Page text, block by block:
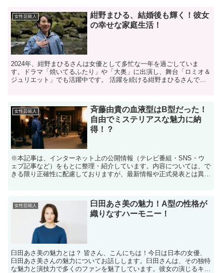
女性芸能人
紺野まひる、結婚後も輝く！彼女
の幸せな家庭生活！
2024年、紺野まひるさんは女優として多忙な一年を過ごしていま
す。ドラマ「焼いてるふたり」や「大奥」に出演し、舞台「ロミオ＆
ジュリエット」でも活躍中です。 活躍を続ける紺野まひるさんです
女性芸能人
斉藤由貴の血液型はB型だった！
自由でミステリアスな魅力に納
得！？
※本記事は、インターネット上の公開情報（テレビ番組・SNS・ウ
ェブ記事など）をもとに整理・紹介しています。内容については、で
きる限り正確性に配慮しておりますが、最新情報や正式発表とは異な
女性芸能人
臼田あさ美の魅力！A型の性格が
織りなすハーモニー！
臼田あさ美の魅力とは？ 皆さん、こんにちは！今日は日本の女優、
臼田あさ美さんの魅力についてお話しします。臼田さんは、その独特
な魅力と演技力で多くのファンを魅了しています。彼女の演じるキャ